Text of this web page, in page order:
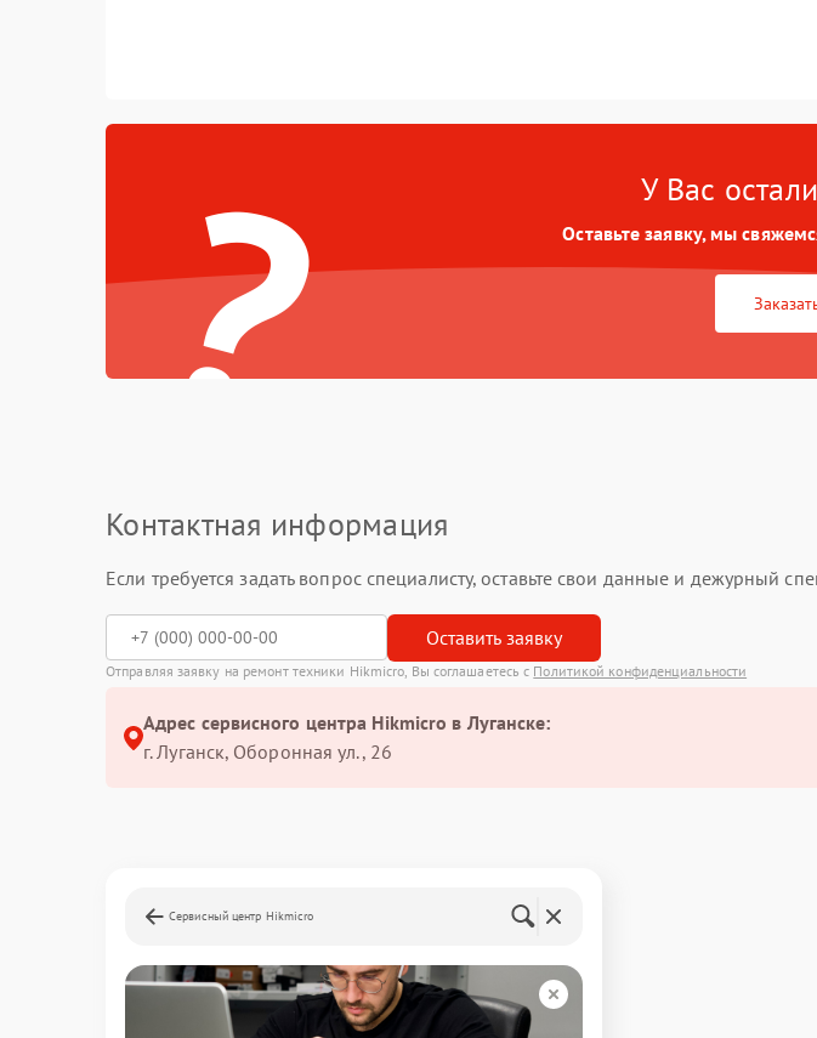
? У Вас
Оставьте заявку, мы
Контактная информация
Если требуется задать вопрос специалисту, оставьте свои данные и дежурный
Оставить заявку
Отправляя заявку на ремонт техники Hikmicro, Вы соглашаетесь с Политикой конфиденциальности
Адрес сервисного центра Hikmicro в Луганске:
г. Луганск, Оборонная ул., 26
Сервисный центр Hikmicro